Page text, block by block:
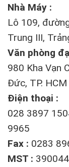
Nhà Máy :
Lô 109,
Trung III,
Văn phòng
980 Kha Vạn
Đức, TP. HCM
Điện thoại :
028 3897
9965
Fax : 0283
MST :